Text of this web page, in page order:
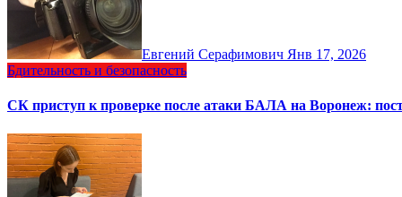
Евгений Серафимович Янв 17, 2026
Бдительность и безопасность
СК приступ к проверке после атаки БАЛА на Воронеж: